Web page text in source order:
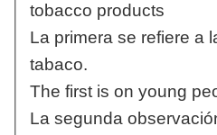
tobacco products
La primera se refiere a
tabaco.
The first is on young
La segunda